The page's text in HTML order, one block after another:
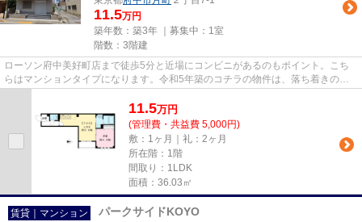
11.5万円
築年数：築3年 ｜募集中： 1室
階数：3階建
ローソン府中美好町店まで徒歩5分と近場にコンビニがあるのもポイント。こち
らはマンションタイプになります。令和5年築のコチラの物件は、落ち着きのあ
11.5万円
(管理費・共益費 5,000円)
敷：1ヶ月｜礼：2ヶ月
所在階：1階
間取り：1LDK
面積：36.03㎡
賃貸｜マンション パークサイドKOYO